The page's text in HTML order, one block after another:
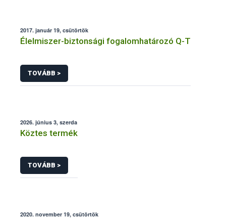
2017. január 19, csütörtök
Élelmiszer-biztonsági fogalomhatározó Q-T
TOVÁBB >
2026. június 3, szerda
Köztes termék
TOVÁBB >
2020. november 19, csütörtök